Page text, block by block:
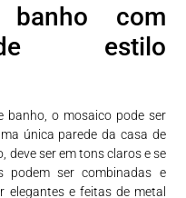
com
estilo
banho, o mosaico pode ser
única parede da casa de
deve ser em tons claros e se
podem ser combinadas e
elegantes e feitas de metal